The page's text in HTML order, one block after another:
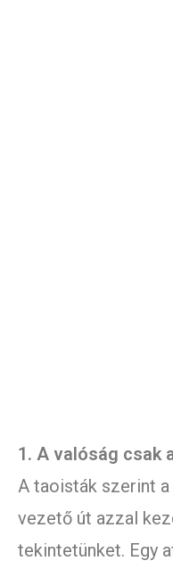
1. A valóság csak
A taoisták szerint
vezető út azzal
tekintetünket. Egy